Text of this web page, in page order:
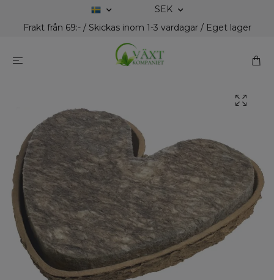
SEK
Frakt från 69:- / Skickas inom 1-3 vardagar / Eget lager